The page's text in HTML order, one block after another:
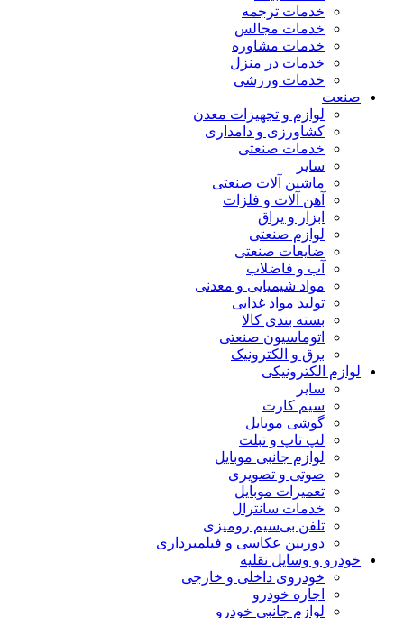
خدمات ترجمه
خدمات مجالس
خدمات مشاوره
خدمات در منزل
خدمات ورزشی
صنعت
لوازم و تجهیزات معدن
کشاورزی و دامداری
خدمات صنعتی
سایر
ماشین آلات صنعتی
آهن آلات و فلزات
ابزار و یراق
لوازم صنعتی
ضایعات صنعتی
آب و فاضلاب
مواد شیمیایی و معدنی
تولید مواد غذایی
بسته بندی کالا
اتوماسیون صنعتی
برق و الکترونیک
لوازم الکترونیکی
سایر
سیم کارت
گوشی موبایل
لپ تاپ و تبلت
لوازم جانبی موبایل
صوتی و تصویری
تعمیرات موبایل
خدمات سانترال
تلفن بی‌سیم رومیزی
دوربین عکاسی و فیلمبرداری
خودرو و وسایل نقلیه
خودروی داخلی و خارجی
اجاره خودرو
لوازم جانبی خودرو